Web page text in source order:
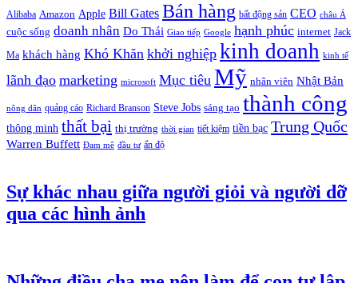
Alibaba Amazon Apple Bill Gates Bán hàng bất động sản CEO châu Á
cuộc sống doanh nhân Do Thái Giao tiếp Google hạnh phúc internet Jack
Ma khách hàng Khó Khăn khởi nghiệp kinh doanh kinh tế
lãnh đạo marketing microsoft Mục tiêu Mỹ nhân viên Nhật Bản
nông dân quảng cáo Richard Branson Steve Jobs sáng tạo thành công
thông minh thất bại thị trường thời gian tiết kiệm tiền bạc Trung Quốc
Warren Buffett Đam mê đầu tư ấn độ
Sự khác nhau giữa người giỏi và người dỡ
qua các hình ảnh